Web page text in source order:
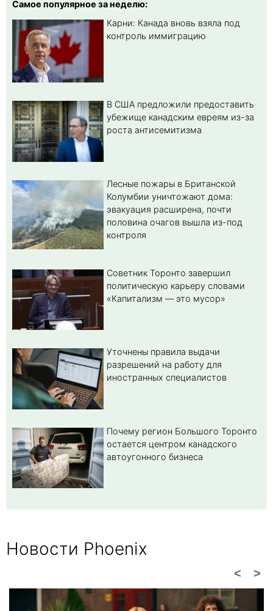
Самое популярное за неделю:
Карни: Канада вновь взяла под
контроль иммиграцию
В США предложили предоставить
убежище канадским евреям из-за
роста антисемитизма
Лесные пожары в Британской
Колумбии уничтожают дома:
эвакуация расширена, почти
половина очагов вышла из-под
контроля
Советник Торонто завершил
политическую карьеру словами
«Капитализм — это мусор»
Уточнены правила выдачи
разрешений на работу для
иностранных специалистов
Почему регион Большого Торонто
остается центром канадского
автоугонного бизнеса
Новости Phoenix
>
<